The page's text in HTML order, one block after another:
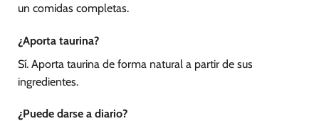
un comidas completas.
¿Aporta taurina?
Sí. Aporta taurina de forma natural a partir de sus
ingredientes.
¿Puede darse a diario?